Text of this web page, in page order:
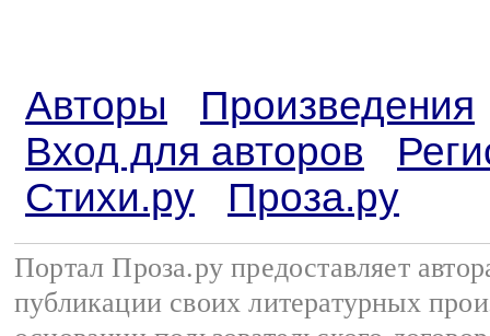
Авторы
Произведения
Вход для авторов
Стихи.ру
Проза.ру
Портал Проза.ру предоставляет
публикации своих литературных